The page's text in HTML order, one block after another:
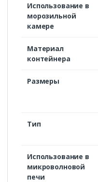
Использование в
морозильной
камере
Материал
контейнера
Размеры
Тип
Использование в
микроволновой
печи